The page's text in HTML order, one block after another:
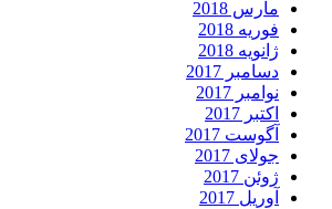
مارس 2018
فوریه 2018
ژانویه 2018
دسامبر 2017
نوامبر 2017
اکتبر 2017
آگوست 2017
جولای 2017
ژوئن 2017
آوریل 2017